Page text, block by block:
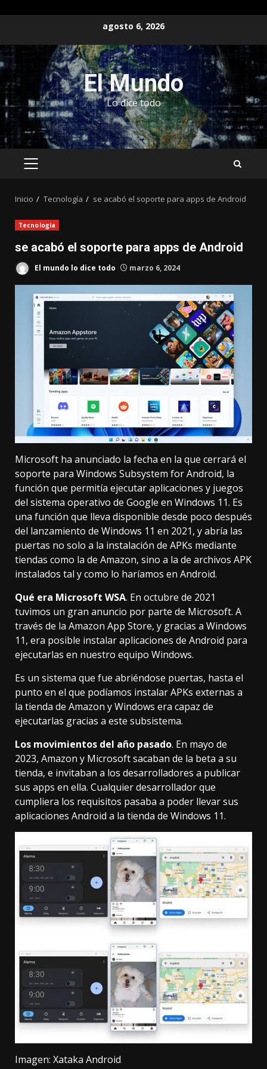
contenido
agosto 6, 2026
El Mundo
Lo dice todo
MENÚ
Inicio Tecnología se acabó el soporte para apps de Android
Tecnología
se acabó el soporte para apps de Android
El mundo lo dice todo marzo 6, 2024
Microsoft ha anunciado la fecha en la que cerrará el
soporte para Windows Subsystem for Android, la
función que permitía ejecutar aplicaciones y juegos
del sistema operativo de Google en Windows 11. Es
una función que lleva disponible desde poco después
del lanzamiento de Windows 11 en 2021, y abría las
puertas no solo a la instalación de APKs mediante
tiendas como la de Amazon, sino a la de archivos APK
instalados tal y como lo haríamos en Android.
Qué era Microsoft WSA. En octubre de 2021
tuvimos un gran anuncio por parte de Microsoft. A
través de la Amazon App Store, y gracias a Windows
11, era posible instalar aplicaciones de Android para
ejecutarlas en nuestro equipo Windows.
Es un sistema que fue abriéndose puertas, hasta el
punto en el que podíamos instalar APKs externas a
la tienda de Amazon y Windows era capaz de
ejecutarlas gracias a este subsistema.
Los movimientos del año pasado. En mayo de
2023, Amazon y Microsoft sacaban de la beta a su
tienda, e invitaban a los desarrolladores a publicar
sus apps en ella. Cualquier desarrollador que
cumpliera los requisitos pasaba a poder llevar sus
aplicaciones Android a la tienda de Windows 11.
Imagen: Xataka Android